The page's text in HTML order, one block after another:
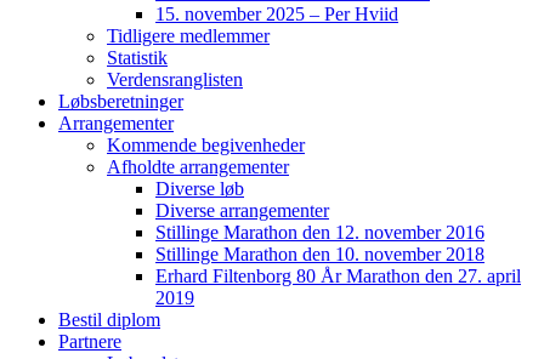
15. november 2025 – Per Hviid
Tidligere medlemmer
Statistik
Verdensranglisten
Løbsberetninger
Arrangementer
Kommende begivenheder
Afholdte arrangementer
Diverse løb
Diverse arrangementer
Stillinge Marathon den 12. november 2016
Stillinge Marathon den 10. november 2018
Erhard Filtenborg 80 År Marathon den 27. april
2019
Bestil diplom
Partnere